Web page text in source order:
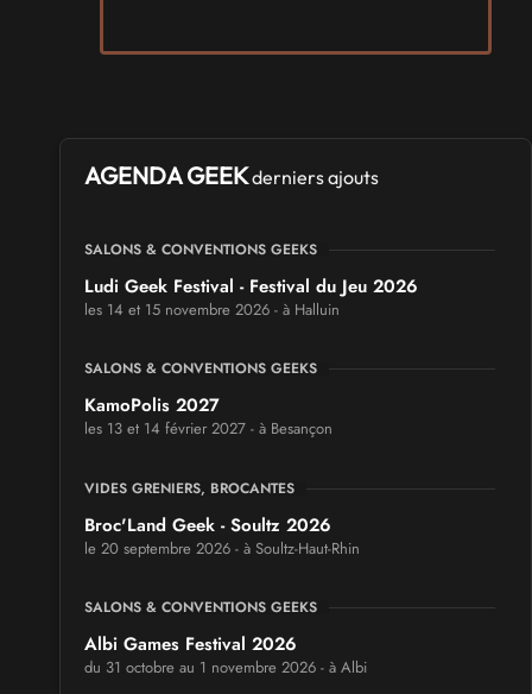
AGENDA GEEKderniers ajouts
SALONS & CONVENTIONS GEEKS
Ludi Geek Festival - Festival du Jeu 2026
les 14 et 15 novembre 2026 - à Halluin
SALONS & CONVENTIONS GEEKS
KamoPolis 2027
les 13 et 14 février 2027 - à Besançon
VIDES GRENIERS, BROCANTES
Broc'Land Geek - Soultz 2026
le 20 septembre 2026 - à Soultz-Haut-Rhin
SALONS & CONVENTIONS GEEKS
Albi Games Festival 2026
du 31 octobre au 1 novembre 2026 - à Albi